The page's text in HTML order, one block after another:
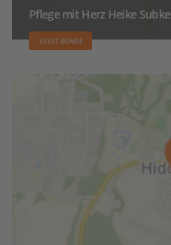
Pflege mit Herz Heike Subke
32257 BÜNDE